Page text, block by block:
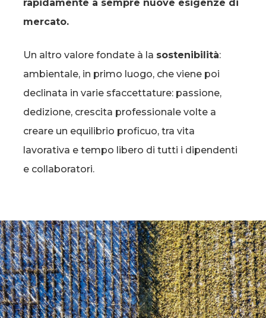
rapidamente a sempre nuove esigenze di
mercato.
Un altro valore fondate à la sostenibilità:
ambientale, in primo luogo, che viene poi
declinata in varie sfaccettature: passione,
dedizione, crescita professionale volte a
creare un equilibrio proficuo, tra vita
lavorativa e tempo libero di tutti i dipendenti
e collaboratori.